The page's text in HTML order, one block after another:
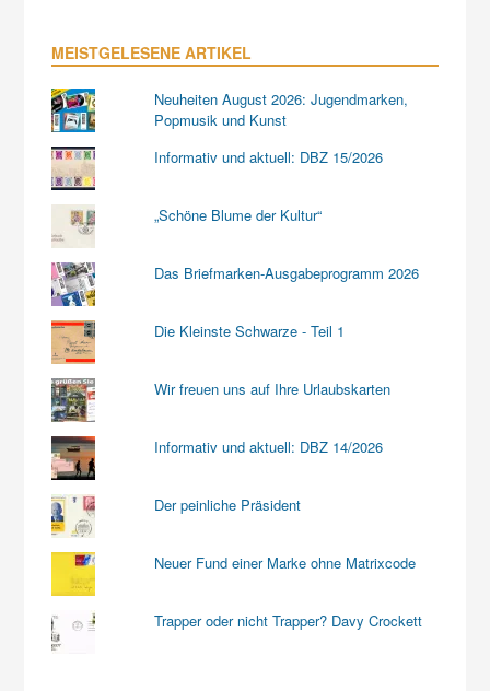
MEISTGELESENE ARTIKEL
Neuheiten August 2026: Jugendmarken,
Popmusik und Kunst
Informativ und aktuell: DBZ 15/2026
„Schöne Blume der Kultur“
Das Briefmarken-Ausgabeprogramm 2026
Die Kleinste Schwarze - Teil 1
Wir freuen uns auf Ihre Urlaubskarten
Informativ und aktuell: DBZ 14/2026
Der peinliche Präsident
Neuer Fund einer Marke ohne Matrixcode
Trapper oder nicht Trapper? Davy Crockett